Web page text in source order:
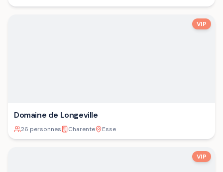
VIP
Domaine de Longeville
26 personnes Charente Esse
VIP